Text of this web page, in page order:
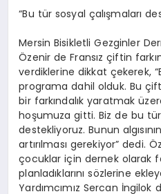
“Bu tür sosyal çalışmaları
Mersin Bisikletli Gezginler
Özenir de Fransız çiftin
verdiklerine dikkat çekerek,
programa dahil olduk. Bu
bir farkındalık yaratmak
hoşumuza gitti. Biz de bu tür
destekliyoruz. Bunun
artırılması gerekiyor” dedi.
çocuklar için dernek olarak
planladıklarını sözlerine
Yardımcımız Sercan